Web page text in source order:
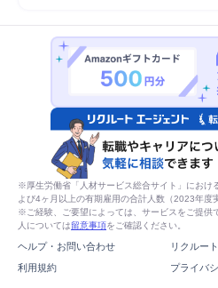
※厚生労働省「人材サービス総合サイト」におけ
よび4ヶ月以上の有期雇用の合計人数（2023年度
※ご経験、ご要望によっては、サービスをご提供
人については留意事項をご確認ください。
ヘルプ・お問い合わせ
リクルー
利用規約
プライバ